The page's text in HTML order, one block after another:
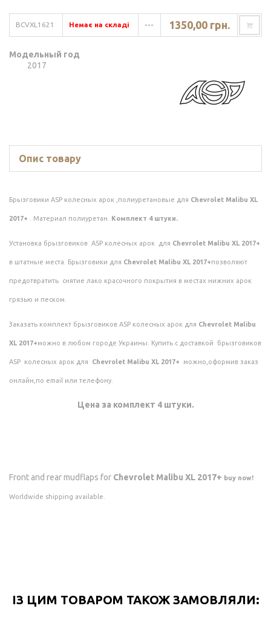
BCVXL1621 Немає на складі --- 1350,00 грн.
Модельный год
2017
Опис товару
Брызговики ASP колесных арок ,полиуретановые для Chevrolet Malibu XL
2017+ . Материал полиуретан. Комплект 4 штуки.
Установка брызговиков ASP колесных арок для Chevrolet Malibu XL 2017+
в штатные места. Брызговики для Chevrolet Malibu XL 2017+позволяют
предотвратить снятие лако красочного покрытия в местах нижних арок
грязью и песком.
Заказать комплект брызговиков ASP колесных арок для Chevrolet Malibu
XL 2017+можно в любом городе Украины. Купить с доставкой брызговиков
ASP колесных арок для Chevrolet Malibu XL 2017+ можно,оформив заказ
онлайн,по email или телефону.
Цена за комплект 4 штуки.
Front and rear mudflaps for Chevrolet Malibu XL 2017+ buy now!
Worldwide shipping available.
ІЗ ЦИМ ТОВАРОМ ТАКОЖ ЗАМОВЛЯЛИ: